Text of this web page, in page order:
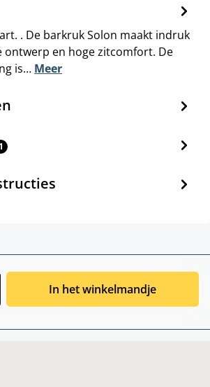
. De barkruk Solon maakt indruk
ontwerp en hoge zitcomfort. De
is… Meer
1
In het winkelmandje